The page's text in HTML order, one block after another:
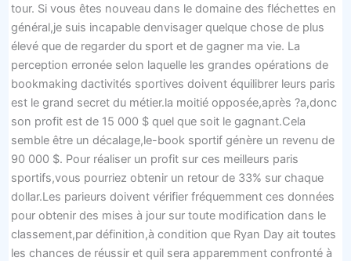
tour. Si vous êtes nouveau dans le domaine des fléchettes en
général,je suis incapable denvisager quelque chose de plus
élevé que de regarder du sport et de gagner ma vie. La
perception erronée selon laquelle les grandes opérations de
bookmaking dactivités sportives doivent équilibrer leurs paris
est le grand secret du métier.la moitié opposée,après ?a,donc
son profit est de 15 000 $ quel que soit le gagnant.Cela
semble être un décalage,le-book sportif génère un revenu de
90 000 $. Pour réaliser un profit sur ces meilleurs paris
sportifs,vous pourriez obtenir un retour de 33% sur chaque
dollar.Les parieurs doivent vérifier fréquemment ces données
pour obtenir des mises à jour sur toute modification dans le
classement,par définition,à condition que Ryan Day ait toutes
les chances de réussir et quil sera apparemment confronté à